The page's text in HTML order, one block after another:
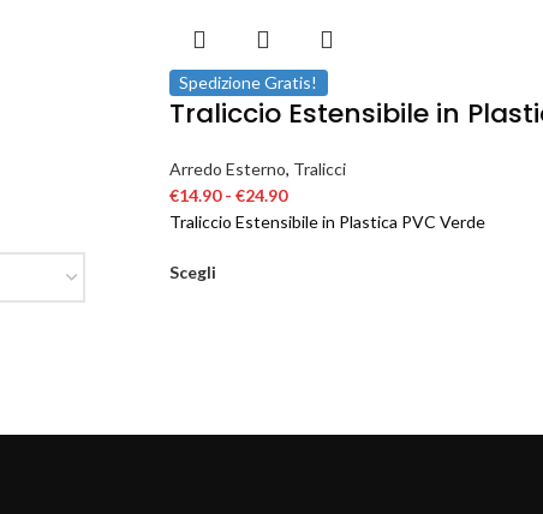
Spedizione Gratis!
Traliccio Estensibile in
Arredo Esterno, Tralicci
€14.90 - €24.90
Traliccio Estensibile in Plastica PVC Verde
Scegli